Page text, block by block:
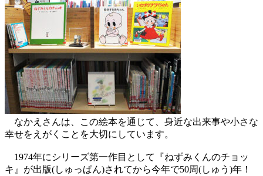
なかえさんは、この絵本を通じて、身近な出来事や小さな
幸せをえがくことを大切にしています。
1974年にシリーズ第一作目として『ねずみくんのチョッ
キ』が出版(しゅっぱん)されてから今年で50周(しゅう)年！